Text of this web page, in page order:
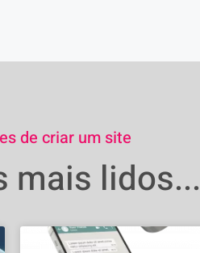
de criar um site
mais lidos...